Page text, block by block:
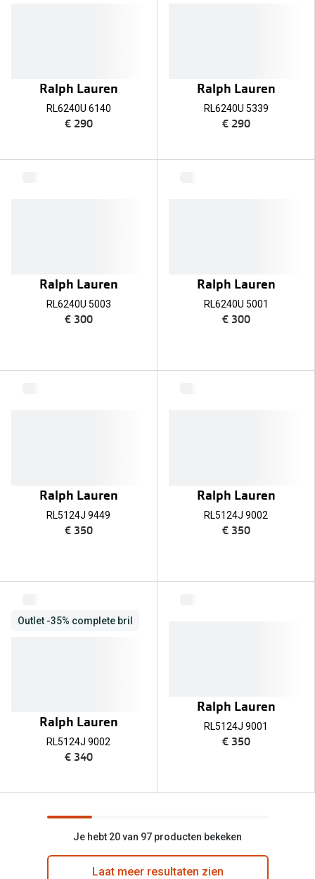
Ralph Lauren
RL6240U 6140
€ 290
Ralph Lauren
RL6240U 5339
€ 290
Ralph Lauren
RL6240U 5003
€ 300
Ralph Lauren
RL6240U 5001
€ 300
Ralph Lauren
RL5124J 9449
€ 350
Ralph Lauren
RL5124J 9002
€ 350
Outlet -35% complete bril
Ralph Lauren
RL5124J 9002
€ 340
Ralph Lauren
RL5124J 9001
€ 350
Je hebt 20 van 97 producten bekeken
Laat meer resultaten zien